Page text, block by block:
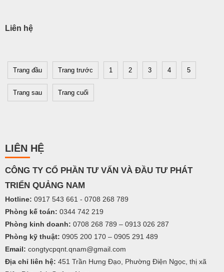
Liên hệ
Trang đầu Trang trước 1 2 3 4 5
Trang sau Trang cuối
LIÊN HỆ
CÔNG TY CỔ PHẦN TƯ VẤN VÀ ĐẦU TƯ PHÁT
TRIỂN QUẢNG NAM
Hotline: 0917 543 661 - 0708 268 789
Phòng kế toán: 0344 742 219
Phòng kinh doanh: 0708 268 789 – 0913 026 287
Phòng kỹ thuật: 0905 200 170 – 0905 291 489
Email: congtycpqnt.qnam@gmail.com
Địa chỉ liên hệ: 451 Trần Hưng Đạo, Phường Điện Ngọc, thị xã